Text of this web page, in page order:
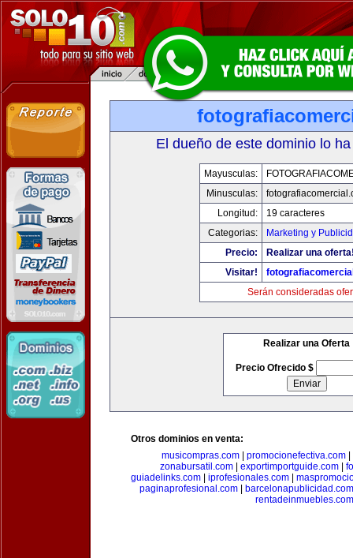
El dueño de este dominio lo
Mayusculas:
Minusculas:
Longitud:
19 caracteres
Categorias:
Marketing y
Precio:
Realizar una
Visitar!
Serán consideradas
Realizar una Oferta
Precio Ofrecido $
Otros dominios en venta:
musicompras.com
promocionefectiva.com
zonabursatil.com
exportimportguide.com
guiadelinks.com
iprofesionales.com
paginaprofesional.com|
barcelonapublicidad.com
rentadeinmuebles.com